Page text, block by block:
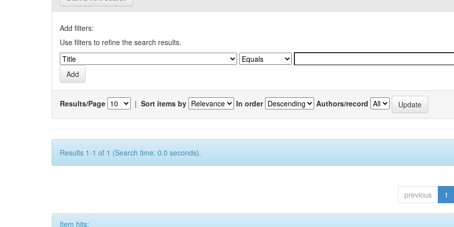
Add filters:
Use filters to refine the search results.
Results/Page | Sort items by In order Authors/record
Results 1-1 of 1 (Search time: 0.0 seconds).
previous 1
Item hits: